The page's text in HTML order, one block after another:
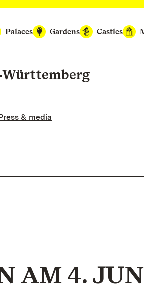
Palaces
Gardens Castles
& media
AM 4.